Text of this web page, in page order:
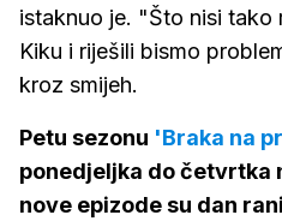
istaknuo je. "Što nisi
Kiku i riješili bismo
kroz smijeh.
Petu sezonu 'Braka na
ponedjeljka do četvrtka
nove epizode su dan